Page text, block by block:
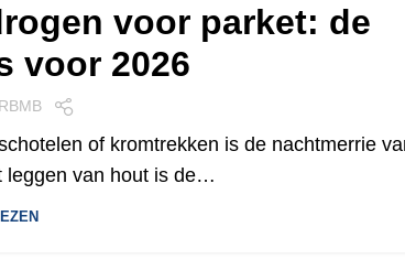
voor parket: de
voor 2026
RBMB
of kromtrekken is de nachtmerrie
leggen van hout is de…